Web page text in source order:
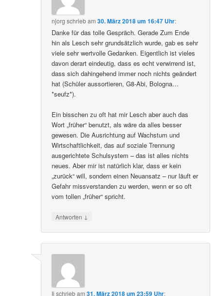
njorg schriebam30. März 2018 um 16:47 Uhr:
Danke für das tolle Gespräch. Gerade Zum Ende
hin als Lesch sehr grundsätzlich wurde, gab es sehr
viele sehr wertvolle Gedanken. Eigentlich ist vieles
davon derart eindeutig, dass es echt verwirrend ist,
dass sich dahingehend immer noch nichts geändert
hat (Schüler aussortieren, G8-Abi, Bologna…
*seufz*).
Ein bisschen zu oft hat mir Lesch aber auch das
Wort „früher“ benutzt, als wäre da alles besser
gewesen. Die Ausrichtung auf Wachstum und
Wirtschaftlichkeit, das auf soziale Trennung
ausgerichtete Schulsystem – das ist alles nichts
neues. Aber mir ist natürlich klar, dass er kein
„zurück“ will, sondern einen Neuansatz – nur läuft er
Gefahr missverstanden zu werden, wenn er so oft
vom tollen „früher“ spricht.
Antworten ↓
Ij schriebam31. März 2018 um 23:59 Uhr: